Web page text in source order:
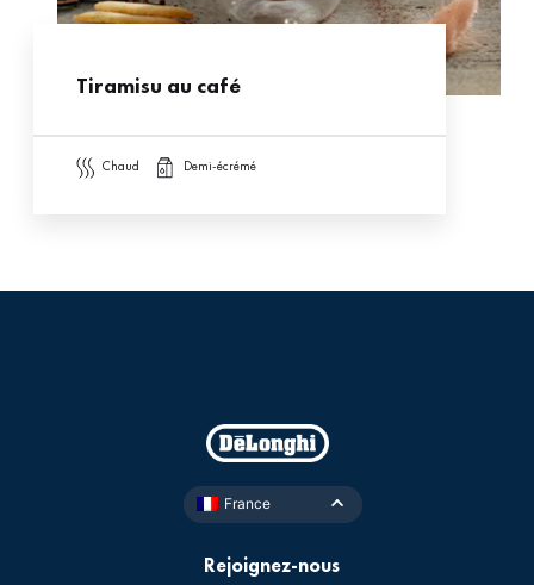
Tiramisu au café
chaud demi-écrémé
France
Rejoignez-nous